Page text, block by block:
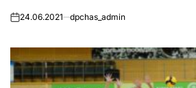
on24.06.2021 dpchas_admin